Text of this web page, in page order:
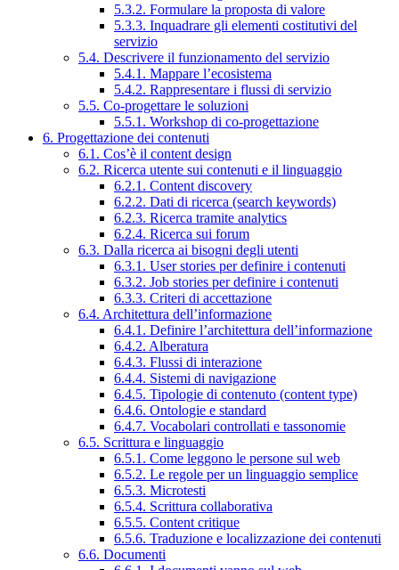
5.3.2. Formulare la proposta di valore
5.3.3. Inquadrare gli elementi costitutivi del
servizio
5.4. Descrivere il funzionamento del servizio
5.4.1. Mappare l’ecosistema
5.4.2. Rappresentare i flussi di servizio
5.5. Co-progettare le soluzioni
5.5.1. Workshop di co-progettazione
6. Progettazione dei contenuti
6.1. Cos’è il content design
6.2. Ricerca utente sui contenuti e il linguaggio
6.2.1. Content discovery
6.2.2. Dati di ricerca (search keywords)
6.2.3. Ricerca tramite analytics
6.2.4. Ricerca sui forum
6.3. Dalla ricerca ai bisogni degli utenti
6.3.1. User stories per definire i contenuti
6.3.2. Job stories per definire i contenuti
6.3.3. Criteri di accettazione
6.4. Architettura dell’informazione
6.4.1. Definire l’architettura dell’informazione
6.4.2. Alberatura
6.4.3. Flussi di interazione
6.4.4. Sistemi di navigazione
6.4.5. Tipologie di contenuto (content type)
6.4.6. Ontologie e standard
6.4.7. Vocabolari controllati e tassonomie
6.5. Scrittura e linguaggio
6.5.1. Come leggono le persone sul web
6.5.2. Le regole per un linguaggio semplice
6.5.3. Microtesti
6.5.4. Scrittura collaborativa
6.5.5. Content critique
6.5.6. Traduzione e localizzazione dei contenuti
6.6. Documenti